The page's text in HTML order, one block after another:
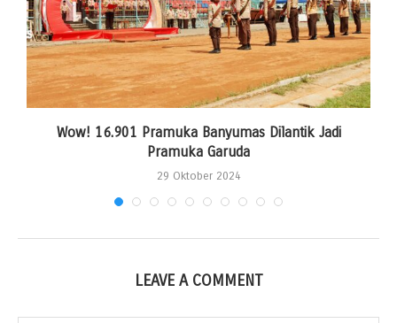
Wow! 16.901 Pramuka Banyumas Dilantik Jadi
Pramuka Garuda
29 Oktober 2024
LEAVE A COMMENT